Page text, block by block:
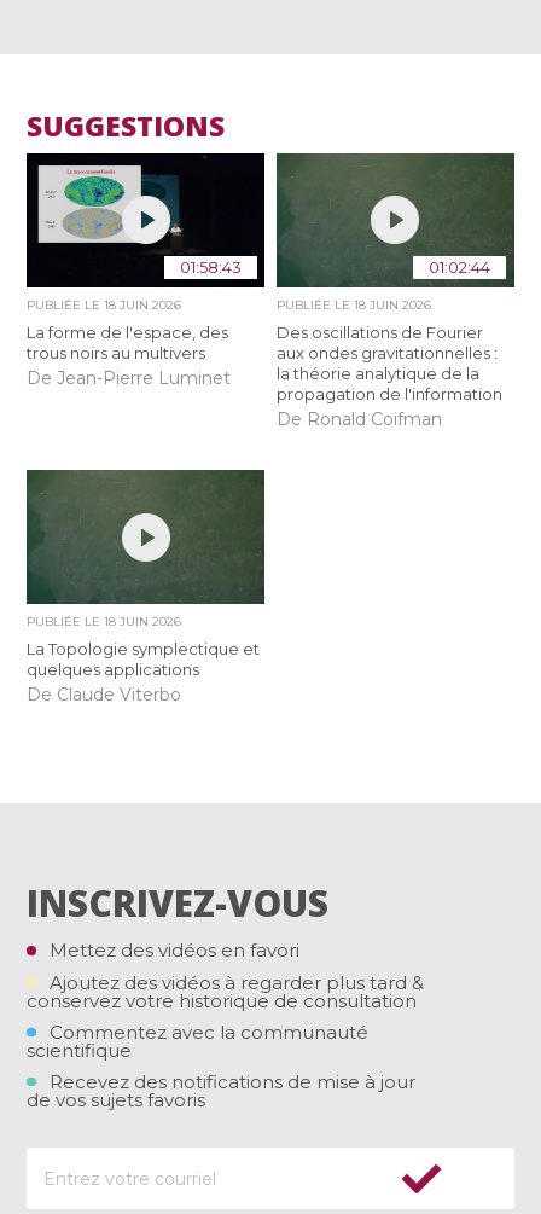
SUGGESTIONS
01:58:43
PUBLIÉE LE18 JUIN 2026
La forme de l'espace, des
trous noirs au multivers
De Jean-Pierre Luminet
01:02:44
PUBLIÉE LE 18 JUIN 2026
Des oscillations de Fourier
aux ondes gravitationnelles :
la théorie analytique de la
propagation de l'information
De Ronald Coifman
PUBLIÉE LE18 JUIN 2026
La Topologie symplectique et
quelques applications
De Claude Viterbo
INSCRIVEZ-VOUS
Mettez des vidéos en favori
Ajoutez des vidéos à regarder plus tard &
conservez votre historique de consultation
Commentez avec la communauté
scientifique
Recevez des notifications de mise à jour
de vos sujets favoris